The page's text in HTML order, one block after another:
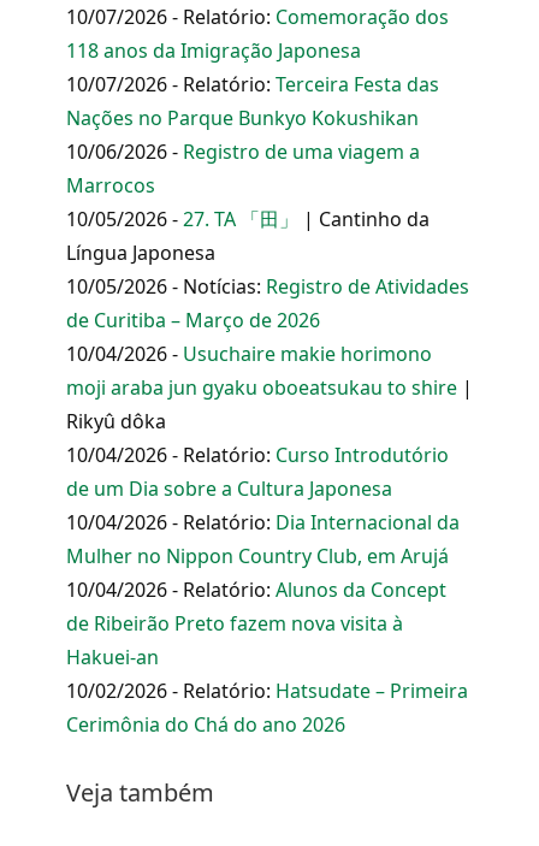
10/07/2026 - Relatório: Comemoração dos
118 anos da Imigração Japonesa
10/07/2026 - Relatório: Terceira Festa das
Nações no Parque Bunkyo Kokushikan
10/06/2026 - Registro de uma viagem a
Marrocos
10/05/2026 -27. TA 「田」
| Cantinho da
Língua Japonesa
10/05/2026 - Notícias: Registro de Atividades
de Curitiba – Março de 2026
10/04/2026 - Usuchaire makie horimono
moji araba jun gyaku oboeatsukau to shire |
Rikyû dôka
10/04/2026 - Relatório: Curso Introdutório
de um Dia sobre a Cultura Japonesa
10/04/2026 - Relatório: Dia Internacional da
Mulher no Nippon Country Club, em Arujá
10/04/2026 - Relatório: Alunos da Concept
de Ribeirão Preto fazem nova visita à
Hakuei-an
10/02/2026 - Relatório: Hatsudate – Primeira
Cerimônia do Chá do ano 2026
Veja também